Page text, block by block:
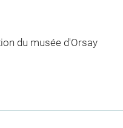
du musée d'Orsay